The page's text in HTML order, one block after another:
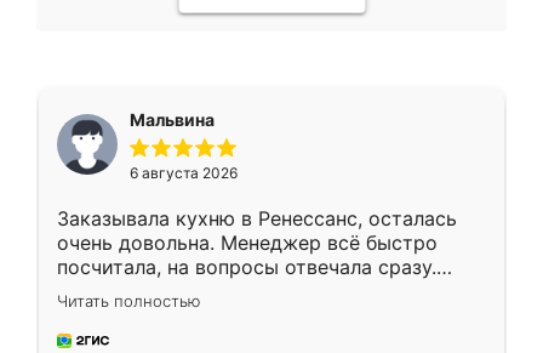
Мальвина
6 августа 2026
Заказывала кухню в Ренессанс, осталась
очень довольна. Менеджер всё быстро
посчитала, на вопросы отвечала сразу.
Замерщик приехал в субботу, подошёл к
делу со всей ответственностью. Собрали
за день, ребята работали аккуратно, даже
Читать полностью